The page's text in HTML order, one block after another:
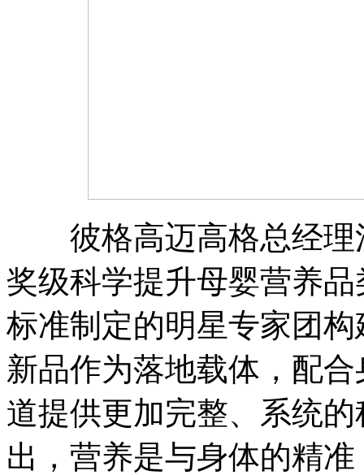
彼格高迈高格总经理
奖级科学提升母婴营养
标准制定的明星专家团
新品作为落地载体，配
道提供更加完整、系统
出，营养是与身体的精